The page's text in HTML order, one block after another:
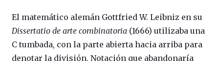
El matemático alemán Gottfried W. Leibniz en su
Dissertatio de arte combinatoria (1666) utilizaba una
C tumbada, con la parte abierta hacia arriba para
denotar la división. Notación que abandonaría